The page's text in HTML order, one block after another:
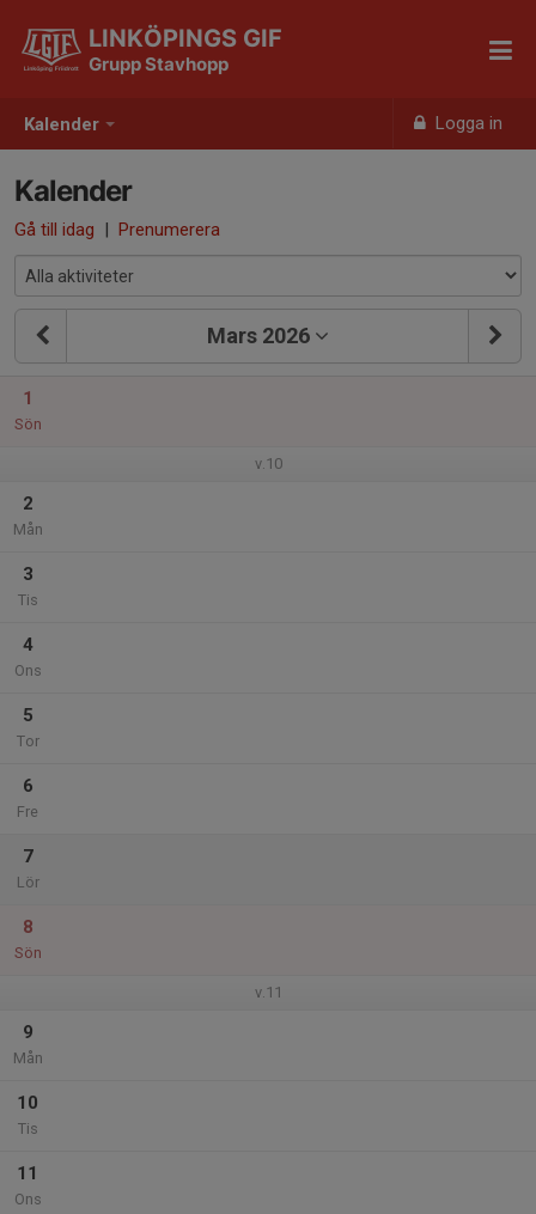
Kalender Logga in
LINKÖPINGS GIF
Grupp Stavhopp
Kalender
Gå till idag | Prenumerera
Mars 2026
1
Sön
v.10
2
Mån
3
Tis
4
Ons
5
Tor
6
Fre
7
Lör
8
Sön
v.11
9
Mån
10
Tis
11
Ons